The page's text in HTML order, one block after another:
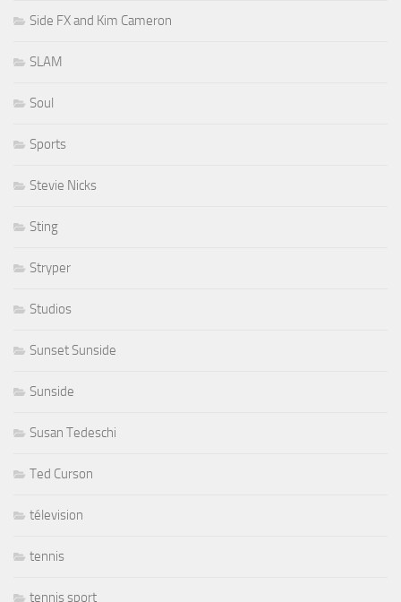
Side FX and Kim Cameron
SLAM
Soul
Sports
Stevie Nicks
Sting
Stryper
Studios
Sunset Sunside
Sunside
Susan Tedeschi
Ted Curson
télevision
tennis
tennis sport